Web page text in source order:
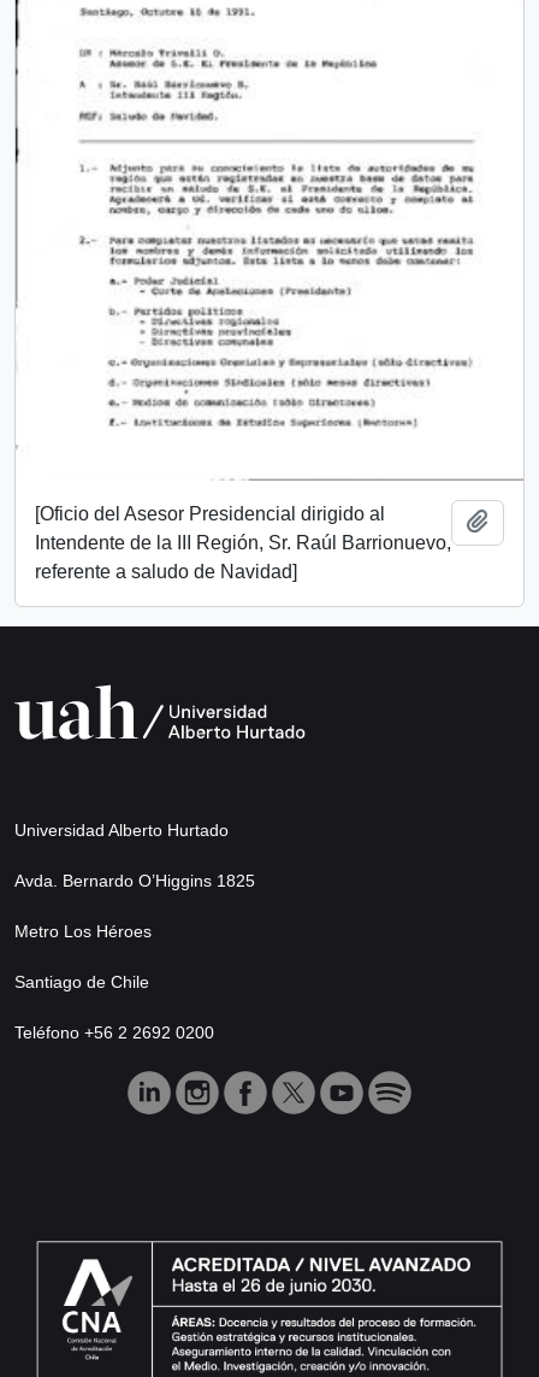
[Oficio del Asesor Presidencial dirigido al
Intendente de la III Región, Sr. Raúl Barrionuevo,
referente a saludo de Navidad]
Universidad Alberto Hurtado
Avda. Bernardo O’Higgins 1825
Metro Los Héroes
Santiago de Chile
Teléfono +56 2 2692 0200